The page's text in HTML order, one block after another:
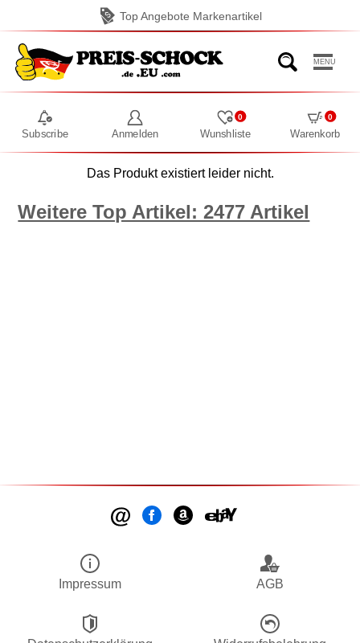
Top Angebote Markenartikel
MENU
Subscribe Anmelden Wunshliste
0
Warenkorb
0
Das Produkt existiert leider nicht.
Weitere Top Artikel: 2477 Artikel
Impressum AGB